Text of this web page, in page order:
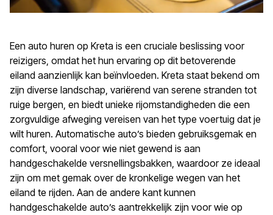
Een auto huren op Kreta is een cruciale beslissing voor
reizigers, omdat het hun ervaring op dit betoverende
eiland aanzienlijk kan beïnvloeden. Kreta staat bekend om
zijn diverse landschap, variërend van serene stranden tot
ruige bergen, en biedt unieke rijomstandigheden die een
zorgvuldige afweging vereisen van het type voertuig dat je
wilt huren. Automatische auto’s bieden gebruiksgemak en
comfort, vooral voor wie niet gewend is aan
handgeschakelde versnellingsbakken, waardoor ze ideaal
zijn om met gemak over de kronkelige wegen van het
eiland te rijden. Aan de andere kant kunnen
handgeschakelde auto’s aantrekkelijk zijn voor wie op